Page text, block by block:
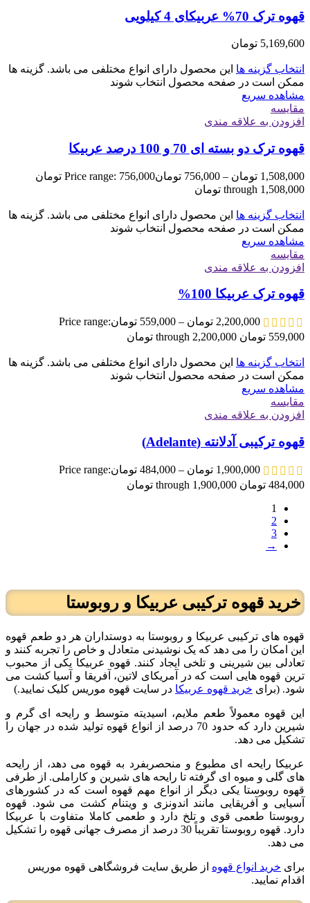
قهوه ترک 70% عربیکای 4 کیلویی
5,169,600 تومان
انتخاب گزینه ها این محصول دارای انواع مختلفی می باشد. گزینه ها
ممکن است در صفحه محصول انتخاب شوند
مشاهده سریع
مقایسه
افزودن به علاقه مندی
قهوه ترک دو بسته ای 70 و 100 درصد عربیکا
1,508,000 تومان –
756,000 تومان
Price range: 756,000 تومان
through 1,508,000 تومان
انتخاب گزینه ها این محصول دارای انواع مختلفی می باشد. گزینه ها
ممکن است در صفحه محصول انتخاب شوند
مشاهده سریع
مقایسه
افزودن به علاقه مندی
قهوه ترک عربیکا 100%
2,200,000 تومان –
559,000 تومانPrice range:
559,000 تومان through 2,200,000 تومان
انتخاب گزینه ها این محصول دارای انواع مختلفی می باشد. گزینه ها
ممکن است در صفحه محصول انتخاب شوند
مشاهده سریع
مقایسه
افزودن به علاقه مندی
قهوه ترکیبی آدلانته (Adelante)
1,900,000 تومان –
484,000 تومانPrice range:
484,000 تومان through 1,900,000 تومان
1
2
3
→
خرید قهوه ترکیبی عربیکا و روبوستا
قهوه های ترکیبی عربیکا و روبوستا به دوستداران هر دو طعم قهوه
این امکان را می دهد که یک نوشیدنی متعادل و خاص را تجربه کنند و
تعادلی بین شیرینی و تلخی ایجاد کنند. قهوه عربیکا یکی از محبوب
ترین قهوه هایی است که در آمریکای لاتین، آفریقا و آسیا کشت می
شود. (برای خرید قهوه عربیکا در سایت قهوه موریس کلیک نمایید.)
این قهوه معمولاً طعم ملایم، اسیدیته متوسط و رایحه ای گرم و
شیرین دارد که حدود 70 درصد از انواع قهوه تولید شده در جهان را
تشکیل می دهد.
عربیکا رایحه ای مطبوع و منحصربفرد به قهوه می دهد، از رایحه
های گلی و میوه ای گرفته تا رایحه های شیرین و کاراملی. از طرفی
قهوه روبوستا یکی دیگر از انواع مهم قهوه است که در کشورهای
آسیایی و آفریقایی مانند اندونزی و ویتنام کشت می شود. قهوه
روبوستا طعمی قوی و تلخ دارد و طعمی کاملا متفاوت با عربیکا
دارد. قهوه روبوستا تقریباً 30 درصد از مصرف جهانی قهوه را تشکیل
می دهد.
برای خرید انواع قهوه از طریق سایت فروشگاهی قهوه موریس
اقدام نمایید.